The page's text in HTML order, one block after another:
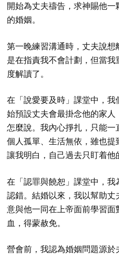
開始為丈夫禱告，求神賜他
的婚姻。
第一晚練習溝通時，丈夫說
是在指責我不會計劃，但當
度解讀了。
在「說愛要及時」課堂中，
始預設丈夫會最掛念他的家
怎麼說。我內心掙扎，只能
個人孤單、生活無依，雖也
讓我明白，自己過去只盯着他
在「認罪與饒恕」課堂中，
認錯。結婚以來，我以幫助
意與他一同在上帝面前學習
血，得蒙赦免。
營會前，我認為婚姻問題源